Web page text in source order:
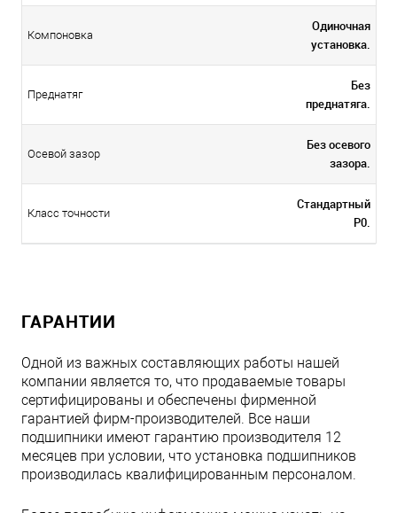
Компоновка
Одиночная
установка.
Преднатяг
Без
преднатяга.
Осевой зазор
Без осевого
зазора.
Класс точности
Стандартный
P0.
ГАРАНТИИ
Одной из важных составляющих работы нашей
компании является то, что продаваемые товары
сертифицированы и обеспечены фирменной
гарантией фирм-производителей. Все наши
подшипники имеют гарантию производителя 12
месяцев при условии, что установка подшипников
производилась квалифицированным персоналом.